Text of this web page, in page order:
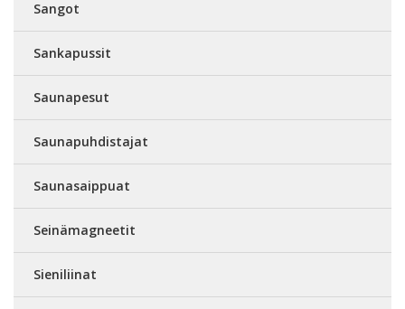
Sangot
Sankapussit
Saunapesut
Saunapuhdistajat
Saunasaippuat
Seinämagneetit
Sieniliinat